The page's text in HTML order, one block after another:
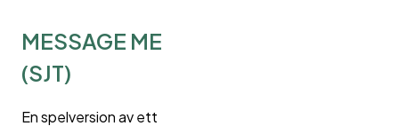
MESSAGE ME
(SJT)
En spelversion av ett